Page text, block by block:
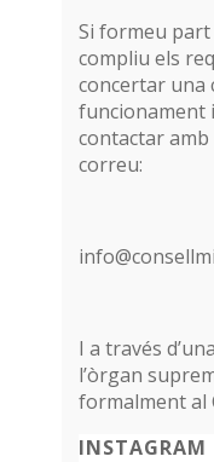
Si formeu part
compliu els
concertar una
funcionament
contactar
correu:
I a través
l’òrgan
formalment al
INSTAGRAM